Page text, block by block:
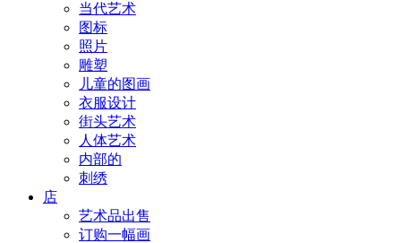
当代艺术
图标
照片
雕塑
儿童的图画
衣服设计
街头艺术
人体艺术
内部的
刺绣
店
艺术品出售
订购一幅画